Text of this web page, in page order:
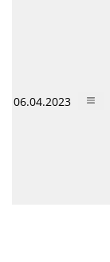
06.04.2023